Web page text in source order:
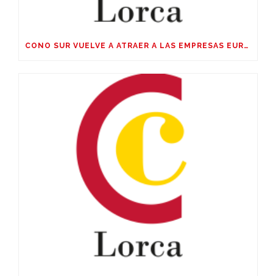
CONO SUR VUELVE A ATRAER A LAS EMPRESAS EUROPEAS